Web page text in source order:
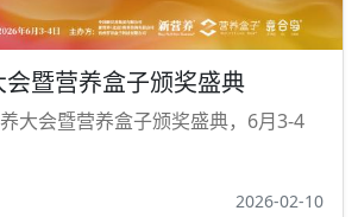
暨营养盒子颁奖盛典
大会暨营养盒子颁奖盛典，6月3-4
2026-02-10